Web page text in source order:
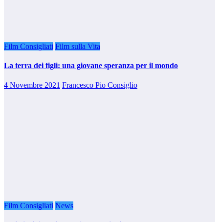
Film Consigliati Film sulla Vita
La terra dei figli: una giovane speranza per il mondo
4 Novembre 2021 Francesco Pio Consiglio
Film Consigliati News